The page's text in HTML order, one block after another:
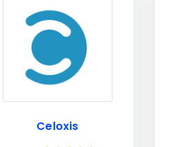
Celoxis